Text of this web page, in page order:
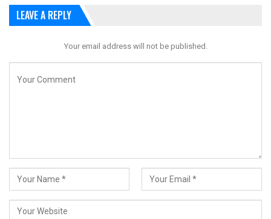
LEAVE A REPLY
Your email address will not be published.